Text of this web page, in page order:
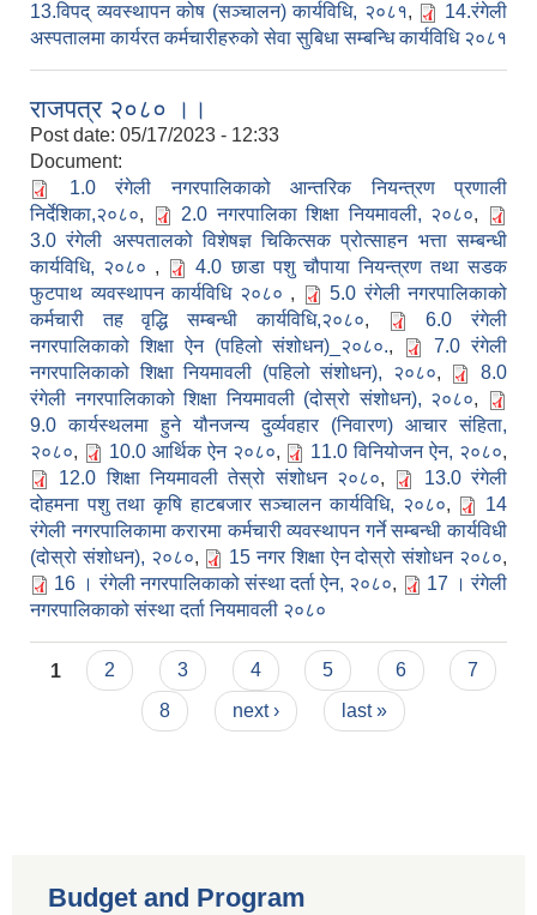
13.विपद् व्यवस्थापन कोष (सञ्चालन) कार्यविधि, २०८१,
14.रंगेली
अस्पतालमा कार्यरत कर्मचारीहरुको सेवा सुबिधा सम्बन्धि कार्यविधि २०८१
राजपत्र २०८० ।।
Post date: 05/17/2023 - 12:33
Document:
1.0 रंगेली नगरपालिकाको आन्तरिक नियन्त्रण प्रणाली
निर्देशिका,२०८०, 2.0 नगरपालिका शिक्षा नियमावली, २०८०,
3.0 रंगेली अस्पतालको विशेषज्ञ चिकित्सक प्रोत्साहन भत्ता सम्बन्धी
कार्यविधि, २०८० ,
4.0 छाडा पशु चौपाया नियन्त्रण तथा सडक
फुटपाथ व्यवस्थापन कार्यविधि २०८० ,
5.0 रंगेली नगरपालिकाको
कर्मचारी तह वृद्धि सम्बन्धी कार्यविधि,२०८०,
6.0 रंगेली
नगरपालिकाको शिक्षा ऐन (पहिलो संशोधन)_२०८०.,
7.0 रंगेली
नगरपालिकाको शिक्षा नियमावली (पहिलो संशोधन), २०८०,
8.0
रंगेली नगरपालिकाको शिक्षा नियमावली (दोस्रो संशोधन), २०८०,
9.0 कार्यस्थलमा हुने यौनजन्य दुर्व्यवहार (निवारण) आचार संहिता,
२०८०, 10.0 आर्थिक ऐन २०८०, 11.0 विनियोजन ऐन, २०८०,
12.0 शिक्षा नियमावली तेस्रो संशोधन २०८०,
13.0 रंगेली
दोहमना पशु तथा कृषि हाटबजार सञ्चालन कार्यविधि, २०८०,
14
रंगेली नगरपालिकामा करारमा कर्मचारी व्यवस्थापन गर्ने सम्बन्धी कार्यविधी
(दोस्रो संशोधन), २०८०, 15 नगर शिक्षा ऐन दोस्रो संशोधन २०८०,
16 । रंगेली नगरपालिकाको संस्था दर्ता ऐन, २०८०,
17 । रंगेली
नगरपालिकाको संस्था दर्ता नियमावली २०८०
Pages
1 2 3 4 5 6
7
8
next › last »
Budget and Program